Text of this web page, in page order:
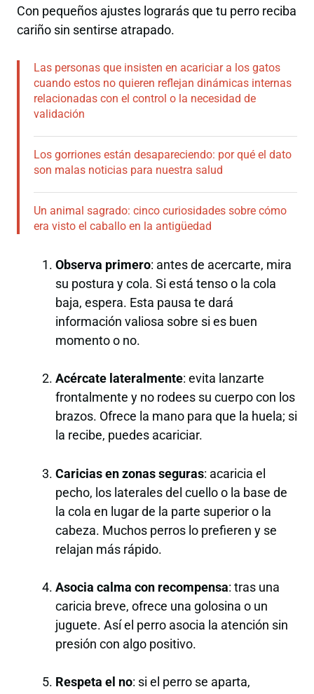
Con pequeños ajustes lograrás que tu perro reciba
cariño sin sentirse atrapado.
Las personas que insisten en acariciar a los gatos
cuando estos no quieren reflejan dinámicas internas
relacionadas con el control o la necesidad de
validación
Los gorriones están desapareciendo: por qué el dato
son malas noticias para nuestra salud
Un animal sagrado: cinco curiosidades sobre cómo
era visto el caballo en la antigüedad
Observa primero: antes de acercarte, mira
su postura y cola. Si está tenso o la cola
baja, espera. Esta pausa te dará
información valiosa sobre si es buen
momento o no.
Acércate lateralmente: evita lanzarte
frontalmente y no rodees su cuerpo con los
brazos. Ofrece la mano para que la huela; si
la recibe, puedes acariciar.
Caricias en zonas seguras: acaricia el
pecho, los laterales del cuello o la base de
la cola en lugar de la parte superior o la
cabeza. Muchos perros lo prefieren y se
relajan más rápido.
Asocia calma con recompensa: tras una
caricia breve, ofrece una golosina o un
juguete. Así el perro asocia la atención sin
presión con algo positivo.
Respeta el no: si el perro se aparta,